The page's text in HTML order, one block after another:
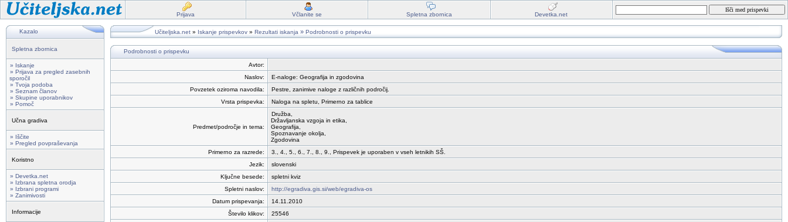
Prijava Včlanite se Spletna zbornica Devetka.net
Kazalo
Spletna zbornica
» Iskanje
» Prijava za pregled zasebnih
sporočil
» Tvoja podoba
» Seznam članov
» Skupine uporabnikov
» Pomoč
Učna gradiva
» Iščite
» Pregled povpraševanja
Koristno
» Devetka.net
» Izbrana spletna orodja
» Izbrani programi
» Zanimivosti
Informacije
Učiteljska.net » Iskanje prispevkov » Rezultati iskanja » Podrobnosti o prispevku
Podrobnosti o prispevku
Avtor:
Naslov:
E-naloge: Geografija in zgodovina
Povzetek oziroma navodila:
Pestre, zanimive naloge z različnih področij.
Vrsta prispevka:
Naloga na spletu, Primerno za tablice
Predmet/področje in tema:
Družba,
Državljanska vzgoja in etika,
Geografija,
Spoznavanje okolja,
Zgodovina
Primerno za razrede:
3., 4., 5., 6., 7., 8., 9., Prispevek je uporaben v vseh letnikih SŠ.
Jezik:
slovenski
Ključne besede:
spletni kviz
Spletni naslov:
http://egradiva.gis.si/web/egradiva-os
Datum prispevanja:
14.11.2010
Število klikov:
25546